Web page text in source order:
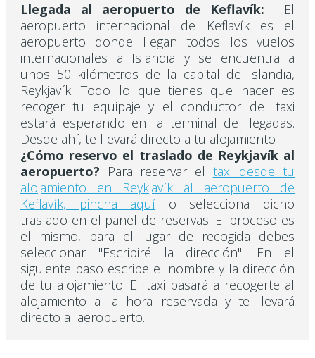
Llegada al aeropuerto de Keflavík: El
aeropuerto internacional de Keflavík es el
aeropuerto donde llegan todos los vuelos
internacionales a Islandia y se encuentra a
unos 50 kilómetros de la capital de Islandia,
Reykjavík. Todo lo que tienes que hacer es
recoger tu equipaje y el conductor del taxi
estará esperando en la terminal de llegadas.
Desde ahí, te llevará directo a tu alojamiento
¿Cómo reservo el traslado de Reykjavík al
aeropuerto? Para reservar el taxi desde tu
alojamiento en Reykjavík al aeropuerto de
Keflavík, pincha aquí o selecciona dicho
traslado en el panel de reservas. El proceso es
el mismo, para el lugar de recogida debes
seleccionar "Escribiré la dirección". En el
siguiente paso escribe el nombre y la dirección
de tu alojamiento. El taxi pasará a recogerte al
alojamiento a la hora reservada y te llevará
directo al aeropuerto.